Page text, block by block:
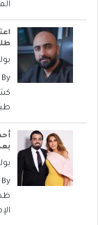
يوليو
By
يوليو
By